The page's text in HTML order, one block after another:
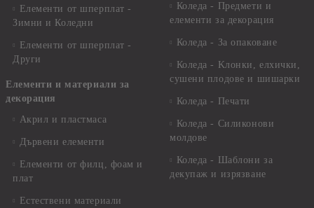
Елементи от шперплат -
Зимни и Коледни
Елементи от шперплат -
Други
Елементи и материали за
декорация
Акрил и пластмаса
Дървени елементи
Елементи от филц, фоам и
плат
Естествени материали
Коледа - Предмети и
елементи за декорация
Коледа - За опаковане
Коледа - Kлонки, елхички,
сушени плодове и шишарки
Коледа - Печати
Коледа - Силиконови
молдове
Коледа - Шаблони за
декупаж и изрязване